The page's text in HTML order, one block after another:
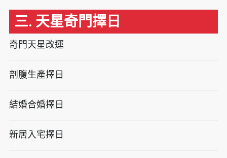
三. 天星奇門擇日
奇門天星改運
剖腹生產擇日
結婚合婚擇日
新居入宅擇日